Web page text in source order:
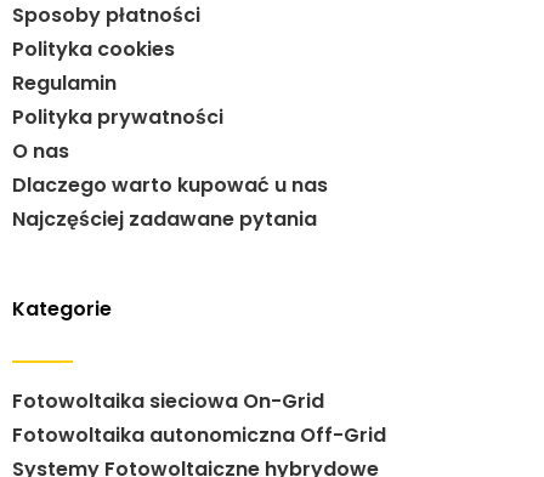
Sposoby płatności
Polityka cookies
Regulamin
Polityka prywatności
O nas
Dlaczego warto kupować u nas
Najczęściej zadawane pytania
Kategorie
Fotowoltaika sieciowa On-Grid
Fotowoltaika autonomiczna Off-Grid
Systemy Fotowoltaiczne hybrydowe